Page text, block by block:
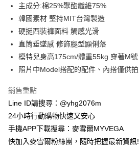
上海商業儲蓄銀行
國泰世華商業銀行
臺灣中小企業銀行
匯豐（台灣）商業銀行
聯邦商業銀行
元大商業銀行
永豐
玉山商業銀行
星展
台灣樂天信用卡公司
LINE Pay
Apple Pay
街口支付
貨到付款
運送方式
全家取貨付款
主成分:棉25%聚酯纖維75%
韓國素材 堅持MIT台灣製造
硬挺西裝褲面料 觸感光滑
直筒垂墜感 修飾腿型顯俐落
模特兒身高175cm/體重55kg 穿著M號
照片中Model搭配的配件、內搭僅供
銷售重點
Line ID請搜尋：@yhg2076m
24小時行動購物快速又安心
手機APP下載搜尋：麥雪爾MYVEGA
快加入麥雪爾粉絲團，隨時把握最新資訊!